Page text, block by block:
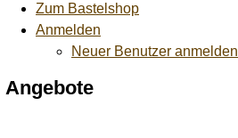
Zum Bastelshop
Anmelden
Neuer Benutzer anmelden
Angebote